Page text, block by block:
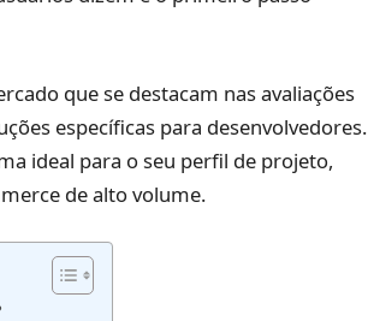
que se destacam nas avaliações
específicas para desenvolvedores.
ideal para o seu perfil de projeto,
de alto volume.